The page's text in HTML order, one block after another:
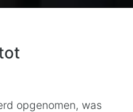
opgenomen, was